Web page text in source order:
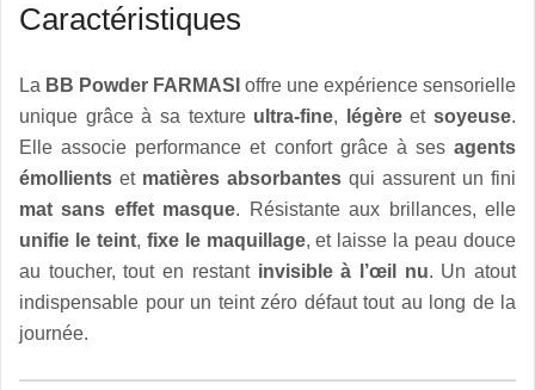
Caractéristiques
La BB Powder FARMASI offre une expérience sensorielle
unique grâce à sa texture ultra-fine, légèreet soyeuse.
Elle associe performance et confort grâce à ses agents
émollients et matières absorbantes qui assurent un fini
mat sans effet masque. Résistante aux brillances, elle
unifie le teint, fixe le maquillage, et laisse la peau douce
au toucher, tout en restant invisible à l’œil nu. Un atout
indispensable pour un teint zéro défaut tout au long de la
journée.